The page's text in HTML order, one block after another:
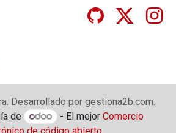
Desarrollado por gestiona2b.com.
de
- El mejor Comercio